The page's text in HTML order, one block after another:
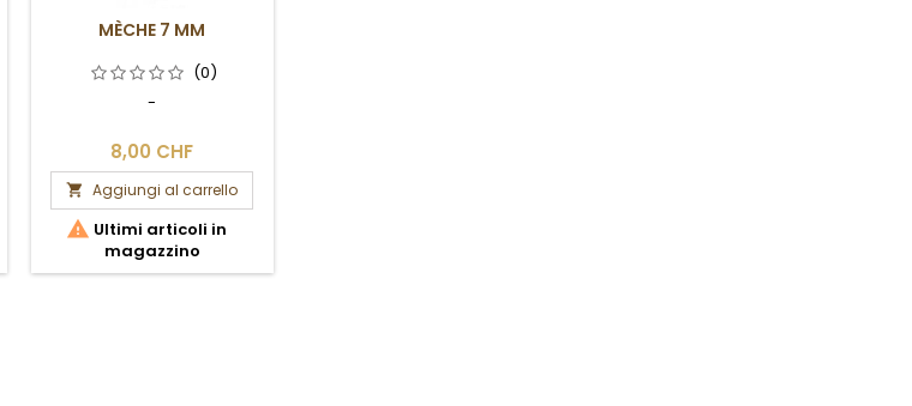
MÈCHE 7 MM
(0)
-
8,00 CHF
 Aggiungi al carrello
 Ultimi articoli in
magazzino